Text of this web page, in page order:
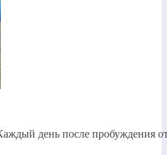
день после пробуждения